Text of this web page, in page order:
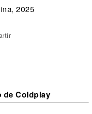
2025
de Coldplay